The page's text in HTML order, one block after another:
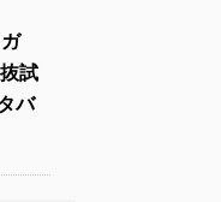
試
バ